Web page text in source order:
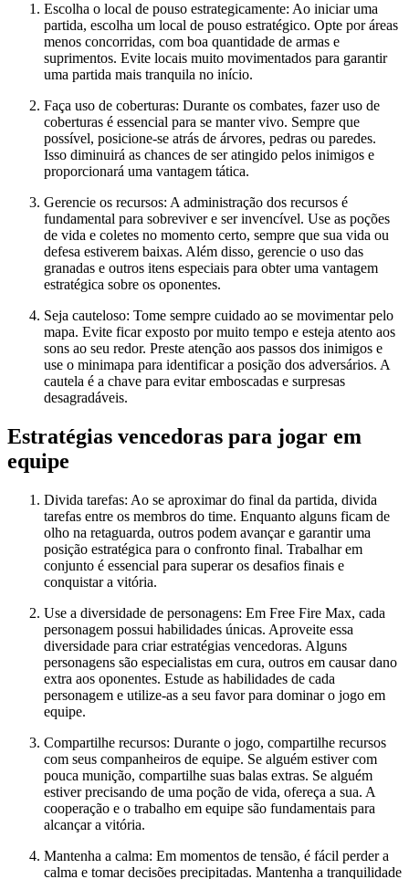
Escolha o local de pouso estrategicamente: Ao iniciar uma
partida, escolha um local de pouso estratégico. Opte por áreas
menos concorridas, com boa quantidade de armas e
suprimentos. Evite locais muito movimentados para garantir
uma partida mais tranquila no início.
Faça uso de coberturas: Durante os combates, fazer uso de
coberturas é essencial para se manter vivo. Sempre que
possível, posicione-se atrás de árvores, pedras ou paredes.
Isso diminuirá as chances de ser atingido pelos inimigos e
proporcionará uma vantagem tática.
Gerencie os recursos: A administração dos recursos é
fundamental para sobreviver e ser invencível. Use as poções
de vida e coletes no momento certo, sempre que sua vida ou
defesa estiverem baixas. Além disso, gerencie o uso das
granadas e outros itens especiais para obter uma vantagem
estratégica sobre os oponentes.
Seja cauteloso: Tome sempre cuidado ao se movimentar pelo
mapa. Evite ficar exposto por muito tempo e esteja atento aos
sons ao seu redor. Preste atenção aos passos dos inimigos e
use o minimapa para identificar a posição dos adversários. A
cautela é a chave para evitar emboscadas e surpresas
desagradáveis.
Estratégias vencedoras para jogar em
equipe
Divida tarefas: Ao se aproximar do final da partida, divida
tarefas entre os membros do time. Enquanto alguns ficam de
olho na retaguarda, outros podem avançar e garantir uma
posição estratégica para o confronto final. Trabalhar em
conjunto é essencial para superar os desafios finais e
conquistar a vitória.
Use a diversidade de personagens: Em Free Fire Max, cada
personagem possui habilidades únicas. Aproveite essa
diversidade para criar estratégias vencedoras. Alguns
personagens são especialistas em cura, outros em causar dano
extra aos oponentes. Estude as habilidades de cada
personagem e utilize-as a seu favor para dominar o jogo em
equipe.
Compartilhe recursos: Durante o jogo, compartilhe recursos
com seus companheiros de equipe. Se alguém estiver com
pouca munição, compartilhe suas balas extras. Se alguém
estiver precisando de uma poção de vida, ofereça a sua. A
cooperação e o trabalho em equipe são fundamentais para
alcançar a vitória.
Mantenha a calma: Em momentos de tensão, é fácil perder a
calma e tomar decisões precipitadas. Mantenha a tranquilidade